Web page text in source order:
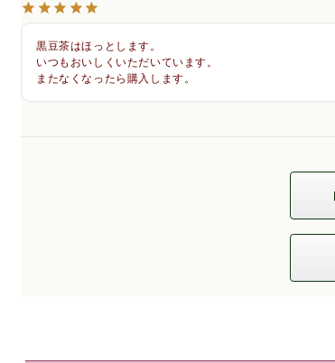
黒豆茶はほっとします。
いつもおいしくいただいています。
またなくなったら購入します。